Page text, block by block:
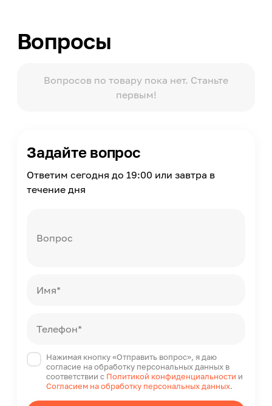
3,5-4
Пакет
Вопросы
Вопросов по товару пока нет. Станьте
первым!
Задайте вопрос
Ответим сегодня до 19:00 или завтра в
течение дня
Вопрос
Имя*
Телефон*
Нажимая кнопку «Отправить вопрос», я даю
согласие на обработку персональных данных в
соответствии с Политикой конфиденциальности и
Согласием на обработку персональных данных.